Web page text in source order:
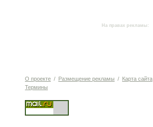
На правах рекламы:
О проекте / Размещение рекламы / Карта сайта
Термины